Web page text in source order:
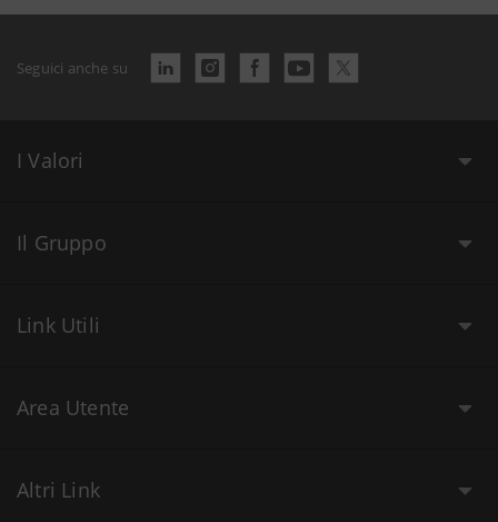
Seguici anche su
I Valori
Il Gruppo
Link Utili
Area Utente
Altri Link